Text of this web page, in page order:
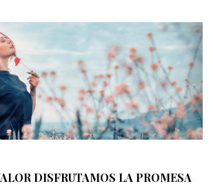
DISFRUTAMOS LA PROMESA